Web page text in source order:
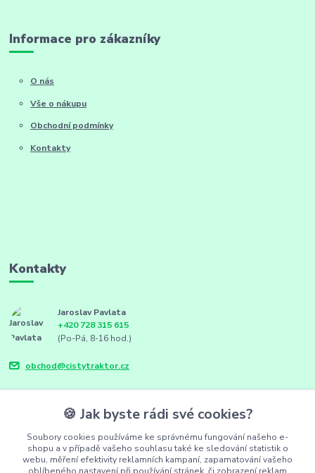
Informace pro zákazníky
O nás
Vše o nákupu
Obchodní podmínky
Kontakty
Kontakty
Jaroslav Pavlata
+420 728 315 615
(Po-Pá, 8-16 hod.)
obchod@cistytraktor.cz
🍪 Jak byste rádi své cookies?
Soubory cookies používáme ke správnému fungování našeho e-
shopu a v případě vašeho souhlasu také ke sledování statistik o
webu, měření efektivity reklamních kampaní, zapamatování vašeho
oblíbeného nastavení při používání stránek, či zobrazení reklam